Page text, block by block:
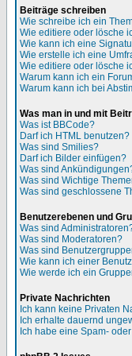
Beiträge schreiben
Wie schreibe ich ein
Wie editiere oder lösche
Wie kann ich eine
Wie erstelle ich eine
Wie editiere oder lösche
Warum kann ich ein
Warum kann ich bei
Was man in und mit
Was ist BBCode?
Darf ich HTML benutzen?
Was sind Smilies?
Darf ich Bilder einfügen?
Was sind
Was sind Wichtige
Was sind geschlossene
Benutzerebenen und
Was sind
Was sind Moderatoren?
Was sind
Wie kann ich einer
Wie werde ich ein
Private Nachrichten
Ich kann keine Privaten
Ich erhalte dauernd
Ich habe eine Spam-